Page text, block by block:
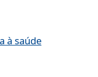
à saúde